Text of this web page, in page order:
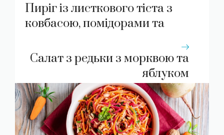
Пиріг із листкового тіста з
ковбасою, помідорами та
Салат з редьки з морквою та
яблуком